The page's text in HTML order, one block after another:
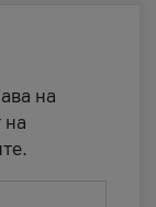
на
на